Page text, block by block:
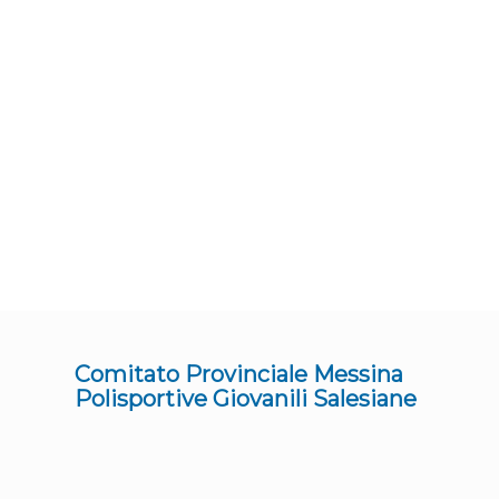
Comitato Provinciale Messina
Polisportive Giovanili Salesiane